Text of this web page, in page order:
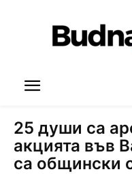
25 души са
акцията във
са общински